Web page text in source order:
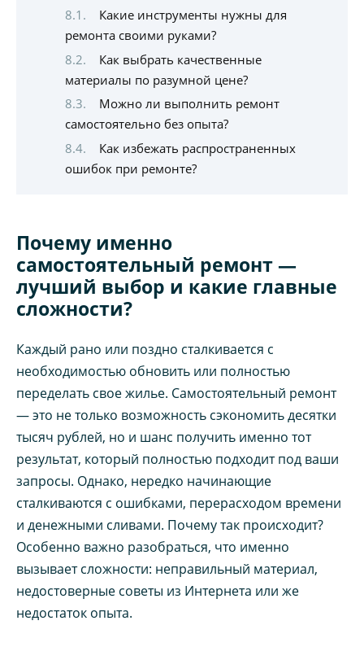
Какие инструменты нужны для
ремонта своими руками?
Как выбрать качественные
материалы по разумной цене?
Можно ли выполнить ремонт
самостоятельно без опыта?
Как избежать распространенных
ошибок при ремонте?
Почему именно
самостоятельный ремонт —
лучший выбор и какие главные
сложности?
Каждый рано или поздно сталкивается с
необходимостью обновить или полностью
переделать свое жилье. Самостоятельный ремонт
— это не только возможность сэкономить десятки
тысяч рублей, но и шанс получить именно тот
результат, который полностью подходит под ваши
запросы. Однако, нередко начинающие
сталкиваются с ошибками, перерасходом времени
и денежными сливами. Почему так происходит?
Особенно важно разобраться, что именно
вызывает сложности: неправильный материал,
недостоверные советы из Интернета или же
недостаток опыта.